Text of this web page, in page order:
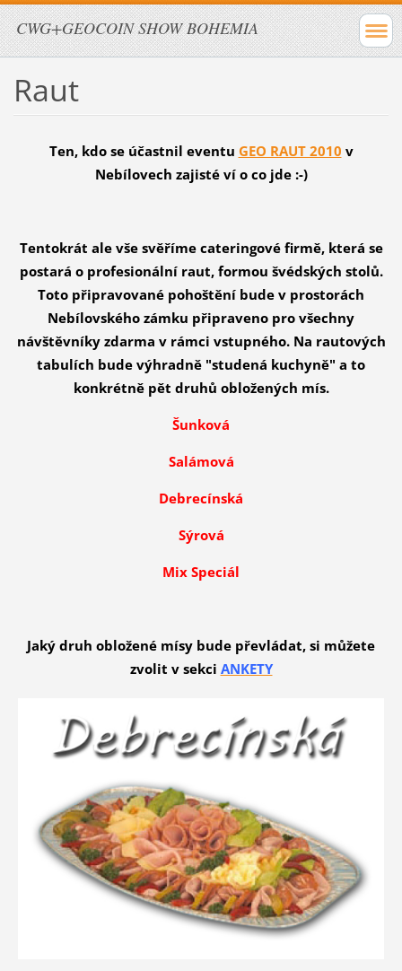
CWG+GEOCOIN SHOW BOHEMIA
Raut
Ten, kdo se účastnil eventu GEO RAUT 2010 v
Nebílovech zajisté ví o co jde :-)
Tentokrát ale vše svěříme cateringové firmě, která se
postará o profesionální raut, formou švédských stolů.
Toto připravované pohoštění bude v prostorách
Nebílovského zámku připraveno pro všechny
návštěvníky zdarma v rámci vstupného. Na rautových
tabulích bude výhradně "studená kuchyně" a to
konkrétně pět druhů obložených mís.
Šunková
Salámová
Debrecínská
Sýrová
Mix Speciál
Jaký druh obložené mísy bude převládat, si můžete
zvolit v sekci ANKETY